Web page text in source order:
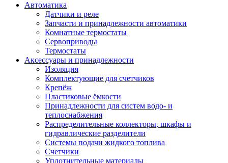
Автоматика
Датчики и реле
Запчасти и принадлежности автоматики
Комнатные термостаты
Сервоприводы
Термостаты
Аксессуары и принадлежности
Изоляция
Комплектующие для счетчиков
Крепёж
Пластиковые ёмкости
Принадлежности для систем водо- и
теплоснабжения
Распределительные коллекторы, шкафы и
гидравлические разделители
Системы подачи жидкого топлива
Счетчики
Уплотнительные материалы